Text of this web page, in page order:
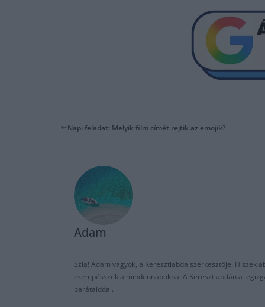
Napi feladat: Melyik film címét rejtik az emojik?
Adam
Szia! Ádám vagyok, a Keresztlabda szerkesztője.
csempésszek a mindennapokba. A Keresztlabdán a
barátaiddal.